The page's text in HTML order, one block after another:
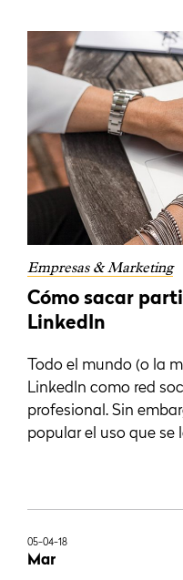
Empresas & Marketing
Cómo sacar
LinkedIn
Todo el mundo (o la
LinkedIn como red
profesional. Sin
popular el uso que se
05-04-18
Mar